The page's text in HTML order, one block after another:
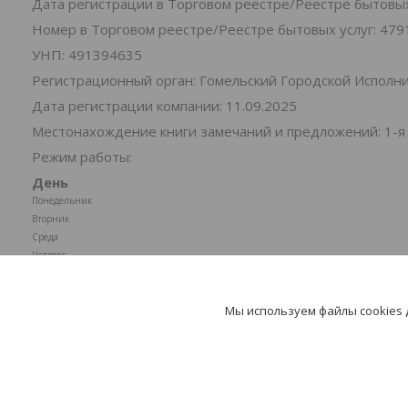
Дата регистрации в Торговом реестре/Реестре
Номер в Торговом реестре/Реестре бытовых услуг:
УНП: 491394635
Регистрационный орган: Гомельский Городской
Дата регистрации компании: 11.09.2025
Местонахождение книги замечаний и предложений: 1-я
Режим работы:
День
Понедельник
Вторник
Среда
Четверг
Мы используем файлы cookies